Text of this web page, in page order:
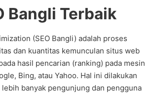
Bangli Terbaik
(SEO Bangli) adalah proses
dan kuantitas kemunculan situs web
hasil pencarian (ranking) pada mesin
Bing, atau Yahoo. Hal ini dilakukan
banyak pengunjung dan pengguna